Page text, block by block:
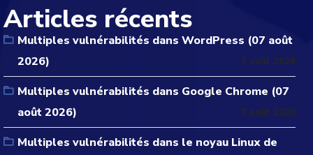
Articles récents
Multiples vulnérabilités dans WordPress (07 août
2026)
7 août 2026
Multiples vulnérabilités dans Google Chrome (07
août 2026)
7 août 2026
Multiples vulnérabilités dans le noyau Linux de